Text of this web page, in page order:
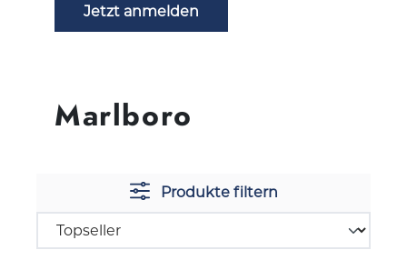
Marlboro
Jetzt anmelden
Produkte filtern